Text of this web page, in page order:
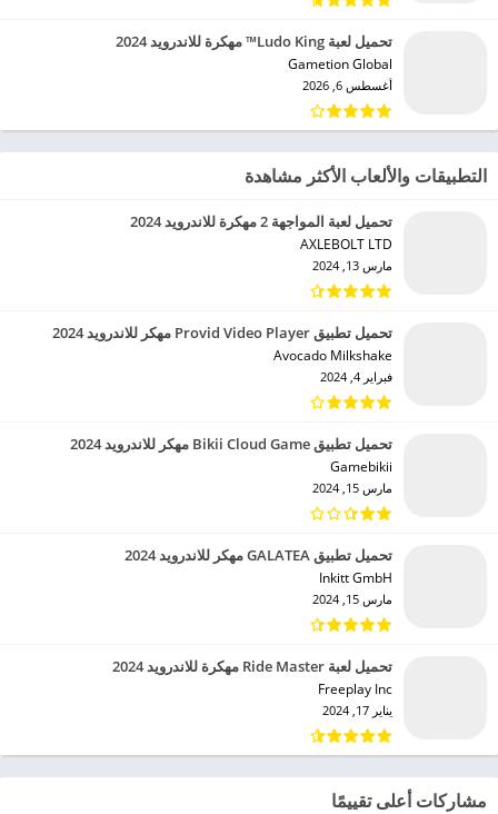
تحميل لعبة Ludo King™ مهكرة للاندرويد 2024
Gametion Global‏
أغسطس 6, 2026
التطبيقات والألعاب الأكثر مشاهدة
تحميل لعبة المواجهة 2 مهكرة للاندرويد 2024
AXLEBOLT LTD‏
مارس 13, 2024
تحميل تطبيق Provid Video Player مهكر للاندرويد 2024
Avocado Milkshake‏
فبراير 4, 2024
تحميل تطبيق Bikii Cloud Game مهكر للاندرويد 2024
Gamebikii‏
مارس 15, 2024
تحميل تطبيق GALATEA مهكر للاندرويد 2024
Inkitt GmbH‏
مارس 15, 2024
تحميل لعبة Ride Master مهكرة للاندرويد 2024
Freeplay Inc‏
يناير 17, 2024
مشاركات أعلى تقييمًا